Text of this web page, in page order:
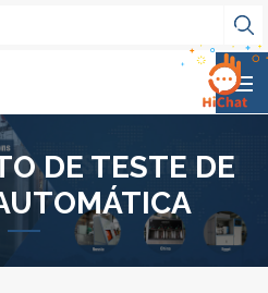
DE TESTE DE